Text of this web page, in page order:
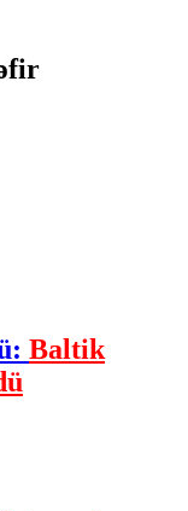
Baltik